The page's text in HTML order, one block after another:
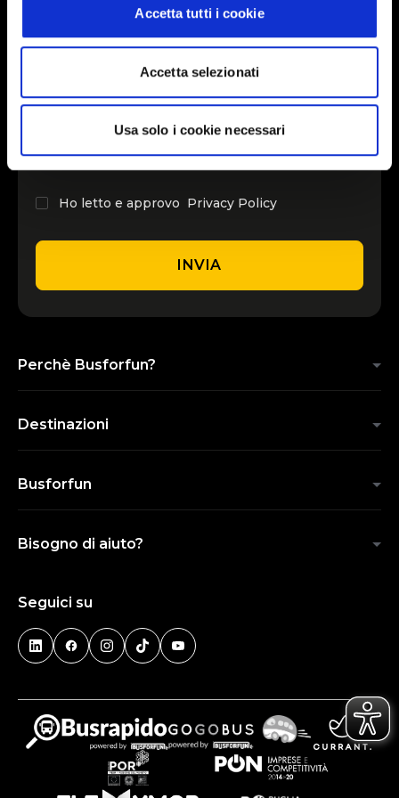
Accetta tutti i cookie
Accetta selezionati
Usa solo i cookie necessari
INSERISCI IL TUO NOME
Ho letto e approvo Privacy Policy
INVIA
Perchè Busforfun?
Destinazioni
Busforfun
Bisogno di aiuto?
Seguici su